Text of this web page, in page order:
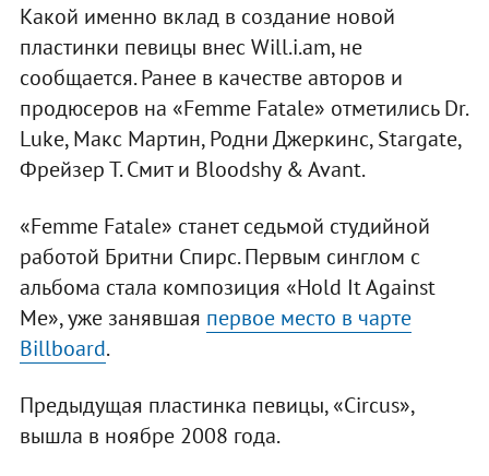
Какой именно вклад в создание новой
пластинки певицы внес Will.i.am, не
сообщается. Ранее в качестве авторов и
продюсеров на «Femme Fatale» отметились Dr.
Luke, Макс Мартин, Родни Джеркинс, Stargate,
Фрейзер Т. Смит и Bloodshy & Avant.
«Femme Fatale» станет седьмой студийной
работой Бритни Спирс. Первым синглом с
альбома стала композиция «Hold It Against
Me», уже занявшая первое место в чарте
Billboard.
Предыдущая пластинка певицы, «Circus»,
вышла в ноябре 2008 года.